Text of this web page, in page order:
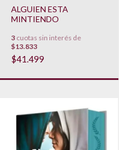
ALGUIEN ESTA
MINTIENDO
3 cuotas sin interés de
$13.833
$41.499